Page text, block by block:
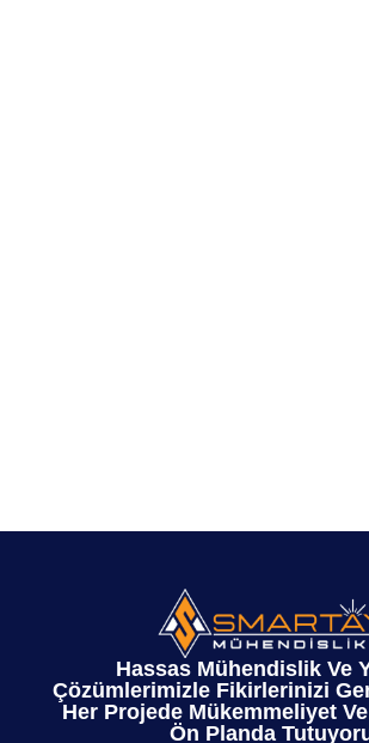
Hassas Mühendislik Ve
Çözümlerimizle Fikirlerinizi
Her Projede Mükemmeliyet
Ön Planda